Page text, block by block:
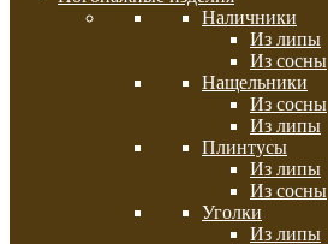
Наличники
Из липы
Из сосны
Нащельники
Из сосны
Из липы
Плинтусы
Из липы
Из сосны
Уголки
Из липы